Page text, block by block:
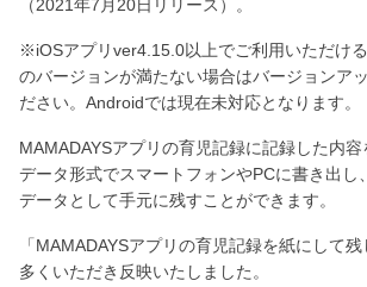
（2021年7月20日リリース）。
※iOSアプリver4.15.0以上でご利用いただけ
のバージョンが満たない場合はバージョンア
ださい。Androidでは現在未対応となります。
MAMADAYSアプリの育児記録に記録した内
データ形式でスマートフォンやPCに書き出し
データとして手元に残すことができます。
「MAMADAYSアプリの育児記録を紙にして
多くいただき反映いたしました。